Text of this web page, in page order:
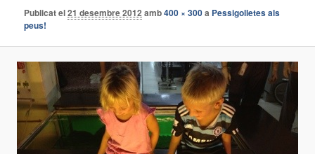
Publicat el21 desembre 2012 amb400 × 300a Pessigolletes als
peus!